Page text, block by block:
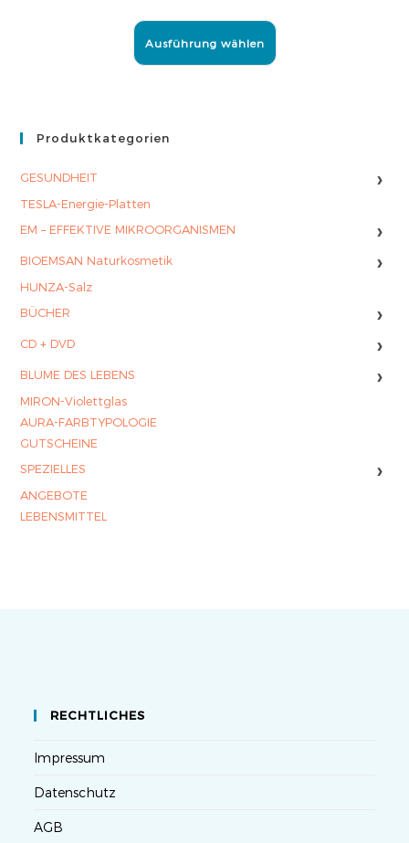
Ausführung wählen
Produktkategorien
GESUNDHEIT ›
TESLA-Energie-Platten
EM – EFFEKTIVE MIKROORGANISMEN
›
BIOEMSAN Naturkosmetik ›
HUNZA-Salz
BÜCHER
›
CD + DVD ›
BLUME DES LEBENS ›
MIRON-Violettglas
AURA-FARBTYPOLOGIE
GUTSCHEINE
SPEZIELLES
›
ANGEBOTE
LEBENSMITTEL
RECHTLICHES
Impressum
Datenschutz
AGB